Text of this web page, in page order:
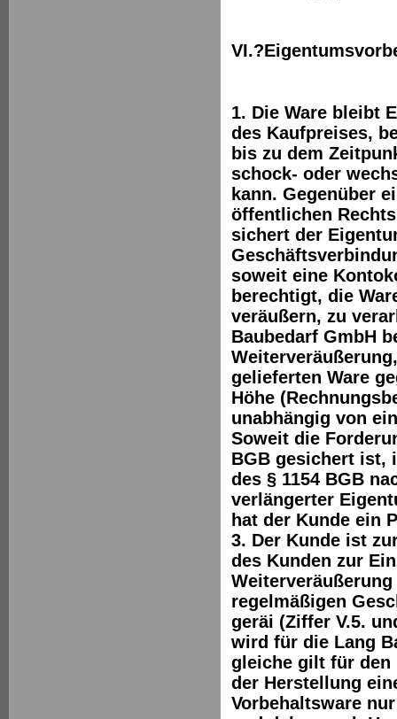
1. Die Ware bleibt
des Kaufpreises,
bis zu dem
schock- oder
kann. Gegenüber
öffentlichen
sichert der
soweit eine
berechtigt, die
veräußern, zu
Baubedarf GmbH
gelieferten Ware
Höhe
unabhängig von
Soweit die
BGB gesichert ist,
des § 1154 BGB
verlängerter
hat der Kunde ein
3. Der Kunde ist
des Kunden zur
regelmäßigen
geräi (Ziffer V.5.
wird für die Lang
gleiche gilt für den
der Herstellung
Vorbehaltsware